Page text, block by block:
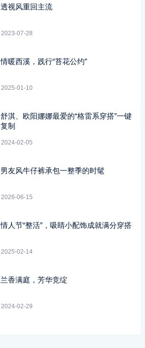
透视风重回主流
2023-07-28
情暖西溪，践行“苔花公约”
2025-01-10
舒淇、欧阳娜娜最爱的“格雷系穿搭”一键
复制
2024-02-05
男友风牛仔裤承包一整季的时髦
2026-06-15
情人节“整活”，吸睛小配饰成就满分穿搭
2025-02-14
兰香满庭，芳华竞绽
2024-02-29